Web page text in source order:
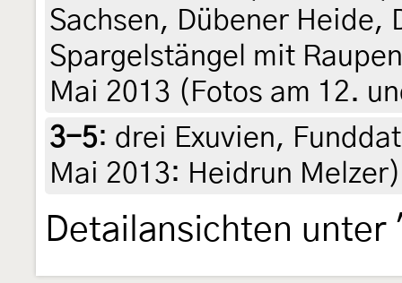
Sachsen, Dübener Heide,
Spargelstängel mit
Mai 2013 (Fotos am 12.
3-5: drei Exuvien,
Mai 2013: Heidrun
Detailansichten